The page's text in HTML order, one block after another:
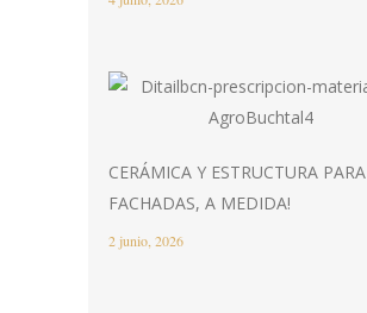
CERÁMICA Y ESTRUCTURA PARA
FACHADAS, A MEDIDA!
2 junio, 2026